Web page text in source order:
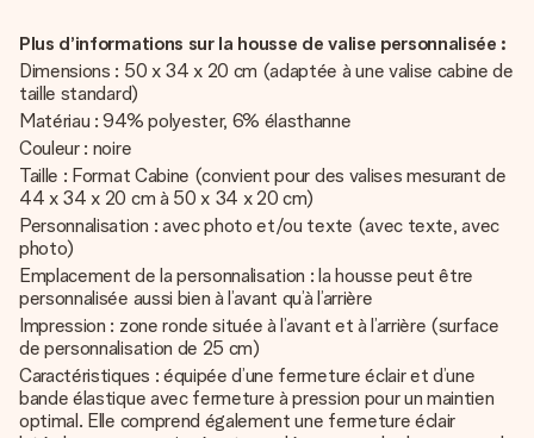
Plus d’informations sur la housse de valise personnalisée :
Dimensions : 50 x 34 x 20 cm (adaptée à une valise cabine de
taille standard)
Matériau : 94% polyester, 6% élasthanne
Couleur : noire
Taille : Format Cabine (convient pour des valises mesurant de
44 x 34 x 20 cm à 50 x 34 x 20 cm)
Personnalisation : avec photo et/ou texte (avec texte, avec
photo)
Emplacement de la personnalisation : la housse peut être
personnalisée aussi bien à l’avant qu’à l’arrière
Impression : zone ronde située à l’avant et à l’arrière (surface
de personnalisation de 25 cm)
Caractéristiques : équipée d’une fermeture éclair et d’une
bande élastique avec fermeture à pression pour un maintien
optimal. Elle comprend également une fermeture éclair